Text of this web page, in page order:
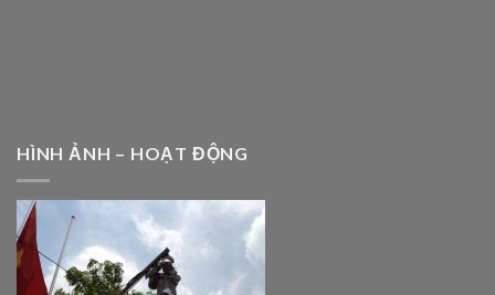
HÌNH ẢNH – HOẠT ĐỘNG